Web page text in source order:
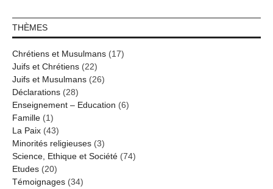
THÈMES
Chrétiens et Musulmans (17)
Juifs et Chrétiens (22)
Juifs et Musulmans (26)
Déclarations (28)
Enseignement – Education (6)
Famille (1)
La Paix (43)
Minorités religieuses (3)
Science, Ethique et Société (74)
Etudes (20)
Témoignages (34)